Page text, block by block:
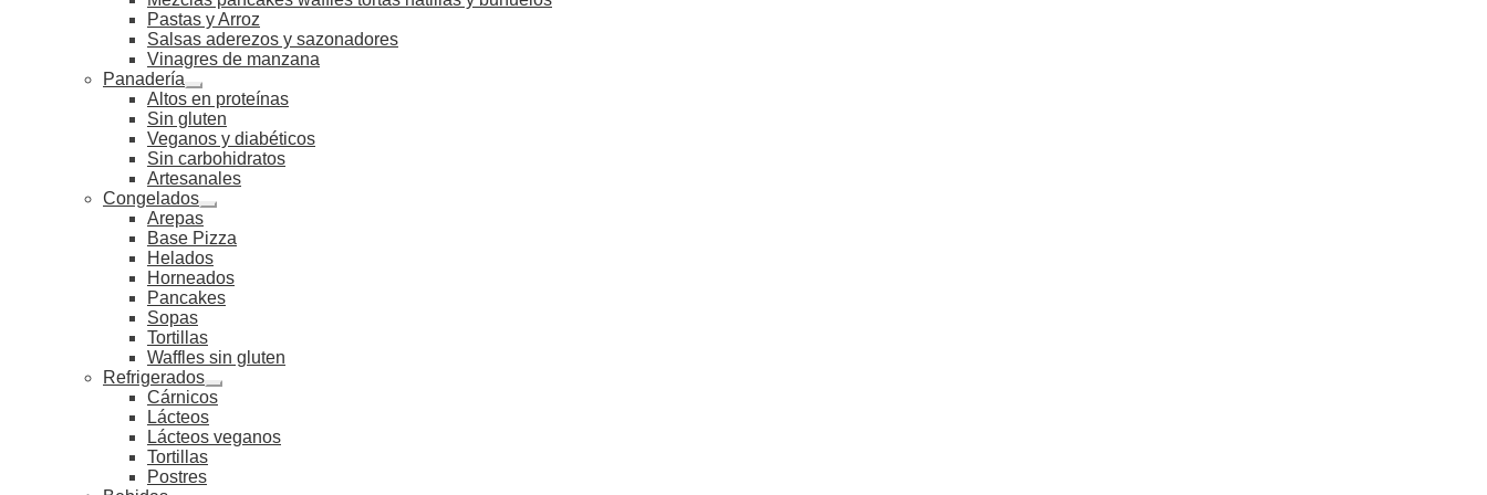
Pastas y Arroz
Salsas aderezos y sazonadores
Vinagres de manzana
Panadería
Altos en proteínas
Sin gluten
Veganos y diabéticos
Sin carbohidratos
Artesanales
Congelados
Arepas
Base Pizza
Helados
Horneados
Pancakes
Sopas
Tortillas
Waffles sin gluten
Refrigerados
Cárnicos
Lácteos
Lácteos veganos
Tortillas
Postres